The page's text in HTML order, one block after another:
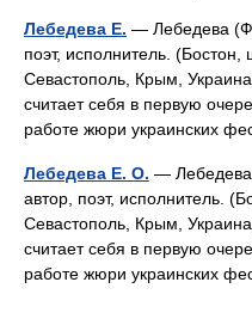
Лебедева Е. — Лебедева
поэт, исполнитель.
Севастополь, Крым,
считает себя в первую
работе жюри украинских
Лебедева Е. О. —
автор, поэт, исполнитель.
Севастополь, Крым,
считает себя в первую
работе жюри украинских